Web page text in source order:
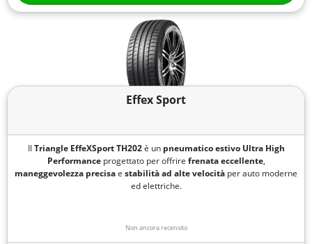
Effex Sport
Il Triangle EffeXSport TH202è un pneumatico estivo Ultra High
Performanceprogettato per offrire frenata eccellente,
maneggevolezza precisae stabilità ad alte velocità per auto moderne
ed elettriche.
Non ancora recensito